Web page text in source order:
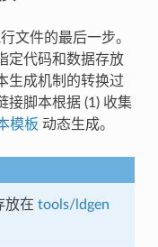
文件的最后一步。
定代码和数据存放
生成机制的转换过
接脚本根据 (1) 收集
模板 动态生成。
放在 tools/ldgen